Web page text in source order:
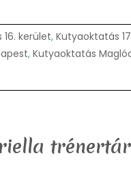
kerület, Kutyaoktatás
, Kutyaoktatás